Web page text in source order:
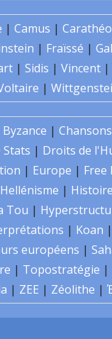
| Camus |
| Fraïssé |
| Sidis | Vincent |
|
Byzance | Chansons
Stats | Droits de
| Europe | Free
Hellénisme |
Tou |
| Koan |
européens |
| Topostratégie |
| ZEE | Zéolithe |